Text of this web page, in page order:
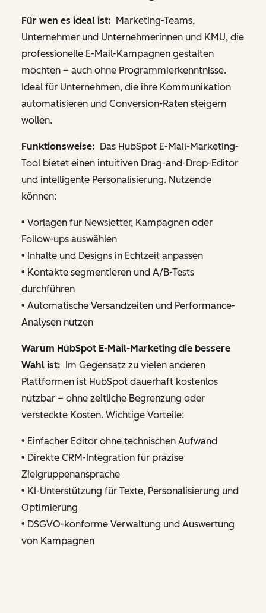
Für wen es ideal ist: Marketing-Teams,
Unternehmer und Unternehmerinnen und KMU, die
professionelle E-Mail-Kampagnen gestalten
möchten – auch ohne Programmierkenntnisse.
Ideal für Unternehmen, die ihre Kommunikation
automatisieren und Conversion-Raten steigern
wollen.
Funktionsweise: Das HubSpot E-Mail-Marketing-
Tool bietet einen intuitiven Drag-and-Drop-Editor
und intelligente Personalisierung. Nutzende
können:
• Vorlagen für Newsletter, Kampagnen oder
Follow-ups auswählen
• Inhalte und Designs in Echtzeit anpassen
• Kontakte segmentieren und A/B-Tests
durchführen
• Automatische Versandzeiten und Performance-
Analysen nutzen
Warum HubSpot E-Mail-Marketing die bessere
Wahl ist:
Im Gegensatz zu vielen anderen
Plattformen ist HubSpot dauerhaft kostenlos
nutzbar – ohne zeitliche Begrenzung oder
versteckte Kosten. Wichtige Vorteile:
• Einfacher Editor ohne technischen Aufwand
• Direkte CRM-Integration für präzise
Zielgruppenansprache
• KI-Unterstützung für Texte, Personalisierung und
Optimierung
• DSGVO-konforme Verwaltung und Auswertung
von Kampagnen